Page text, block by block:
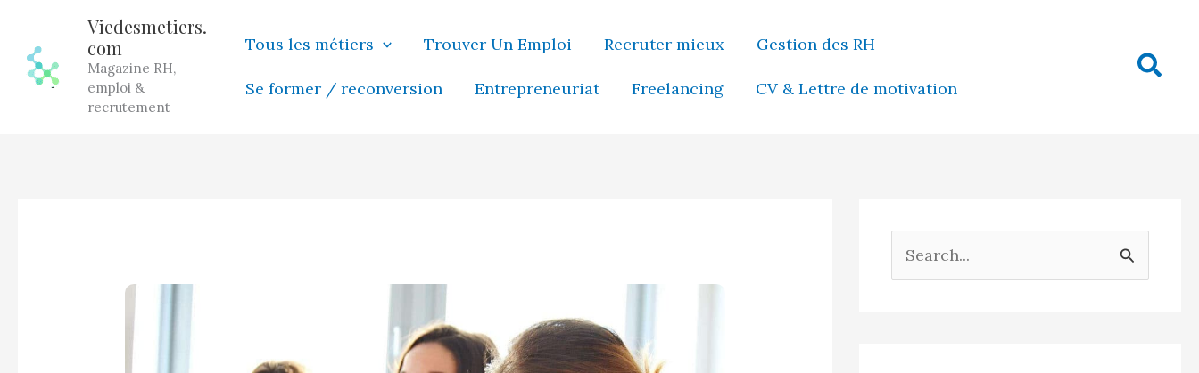
contenu
Viedesmetiers.
com
Magazine RH,
emploi &
recrutement
Tous les métiers Trouver Un Emploi Recruter mieux Gestion des RH
Se former / reconversion Entrepreneuriat Freelancing CV & Lettre de motivation
e